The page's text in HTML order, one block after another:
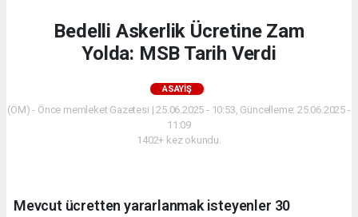
Bedelli Askerlik Ücretine Zam
Yolda: MSB Tarih Verdi
ASAYIŞ
(ÖM) - Önce memleket Gazetesi | 25.06.2025 - 10:53, Güncelleme: 25.06.2025 -
11:09
1402+ kez okundu.
Mevcut ücretten yararlanmak isteyenler 30